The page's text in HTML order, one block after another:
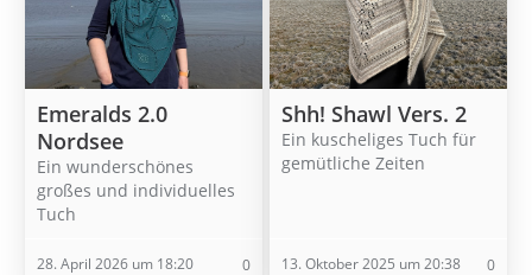
Emeralds 2.0
Nordsee
Ein wunderschönes
großes und individuelles
Tuch
28. April 2026 um 18:20 0
Shh! Shawl Vers. 2
Ein kuscheliges Tuch für
gemütliche Zeiten
13. Oktober 2025 um 20:38 0